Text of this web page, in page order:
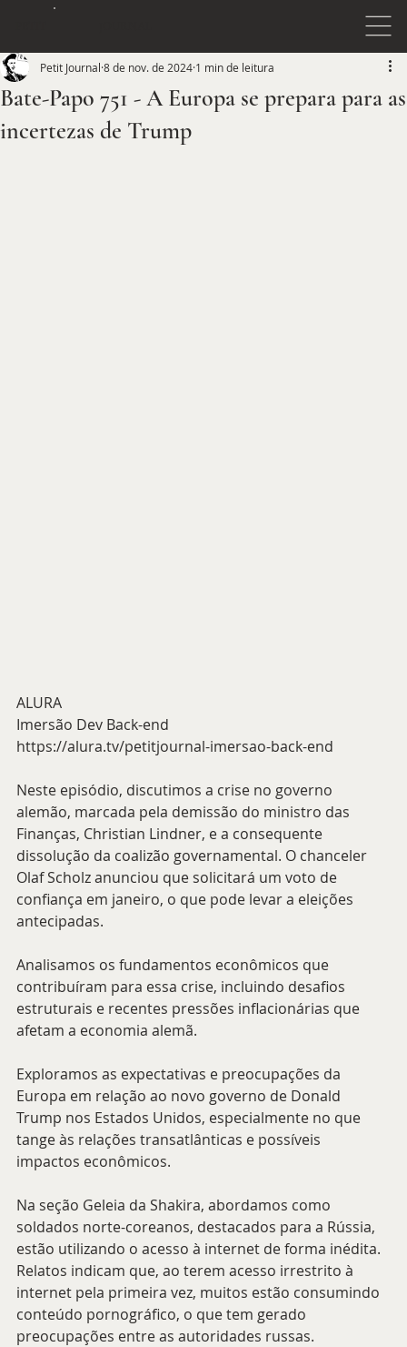
Bate-Papo 751 - A Europa se prepara para as
incertezas de Trump
Petit Journal 8 de nov. de 2024 1 min de leitura
ALURA
Imersão Dev Back-end
https://alura.tv/petitjournal-imersao-back-end
Neste episódio, discutimos a crise no governo
alemão, marcada pela demissão do ministro das
Finanças, Christian Lindner, e a consequente
dissolução da coalizão governamental. O chanceler
Olaf Scholz anunciou que solicitará um voto de
confiança em janeiro, o que pode levar a eleições
antecipadas.
Analisamos os fundamentos econômicos que
contribuíram para essa crise, incluindo desafios
estruturais e recentes pressões inflacionárias que
afetam a economia alemã.
Exploramos as expectativas e preocupações da
Europa em relação ao novo governo de Donald
Trump nos Estados Unidos, especialmente no que
tange às relações transatlânticas e possíveis
impactos econômicos.
Na seção Geleia da Shakira, abordamos como
soldados norte-coreanos, destacados para a Rússia,
estão utilizando o acesso à internet de forma inédita.
Relatos indicam que, ao terem acesso irrestrito à
internet pela primeira vez, muitos estão consumindo
conteúdo pornográfico, o que tem gerado
preocupações entre as autoridades russas.